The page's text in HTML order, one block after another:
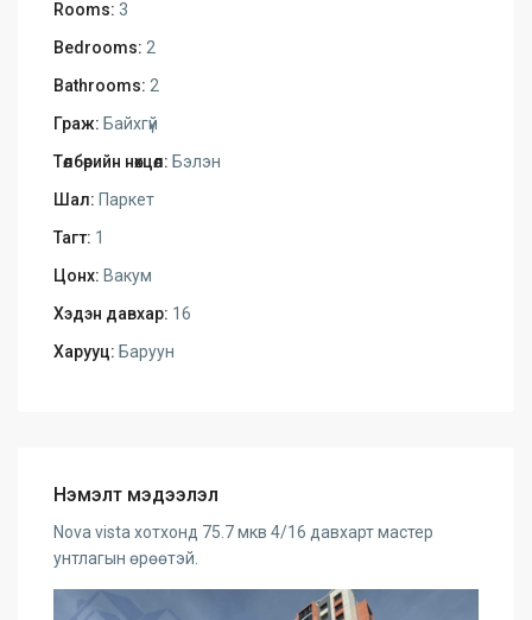
Rooms: 3
Bedrooms: 2
Bathrooms: 2
Граж: Байхгүй
Төлбөрийн нөхцөл: Бэлэн
Шал: Паркет
Тагт: 1
Цонх: Вакум
Хэдэн давхар: 16
Харууц: Баруун
Нэмэлт мэдээлэл
Nova vista хотхонд 75.7 мкв 4/16 давхарт мастер
унтлагын өрөөтэй.